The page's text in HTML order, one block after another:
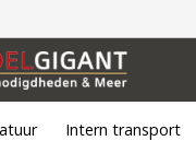
Intern transport